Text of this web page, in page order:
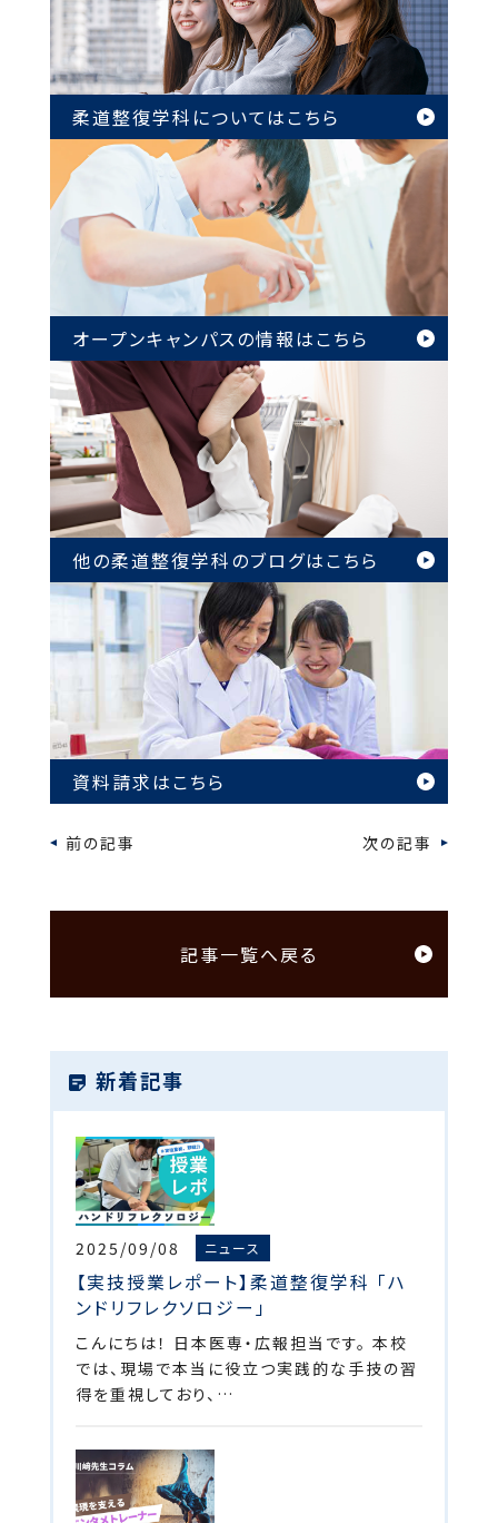
柔道整復学科についてはこちら
オープンキャンパスの情報はこちら
他の柔道整復学科のブログはこちら
資料請求はこちら
前の記事 次の記事
記事一覧へ戻る
新着記事
2025/09/08 ニュース
【実技授業レポート】柔道整復学科 「ハ
ンドリフレクソロジー」
こんにちは！ 日本医専・広報担当です。 本校
では、現場で本当に役立つ実践的な手技の習
得を重視しており、…